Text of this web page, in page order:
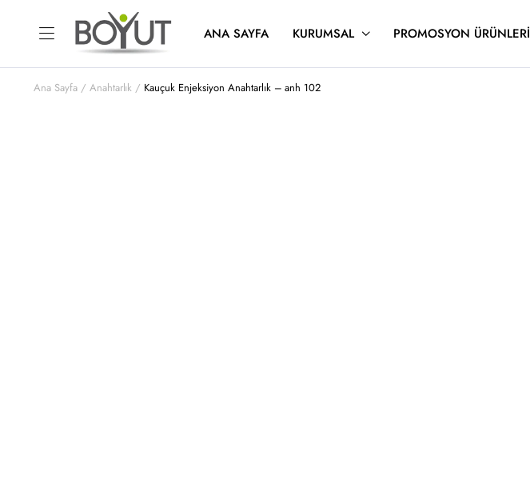
ANA SAYFA KURUMSAL PROMOSYON ÜRÜNLERI
Ana Sayfa Anahtarlık Kauçuk Enjeksiyon Anahtarlık – anh 102